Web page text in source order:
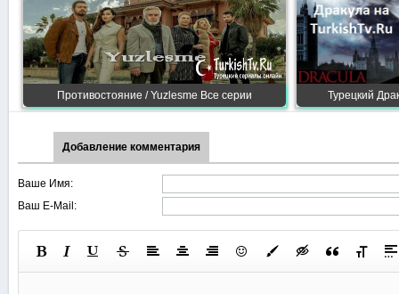
Противостояние / Yuzlesme Все серии Турецкий
Добавление комментария
Ваше Имя:
Ваш E-Mail: